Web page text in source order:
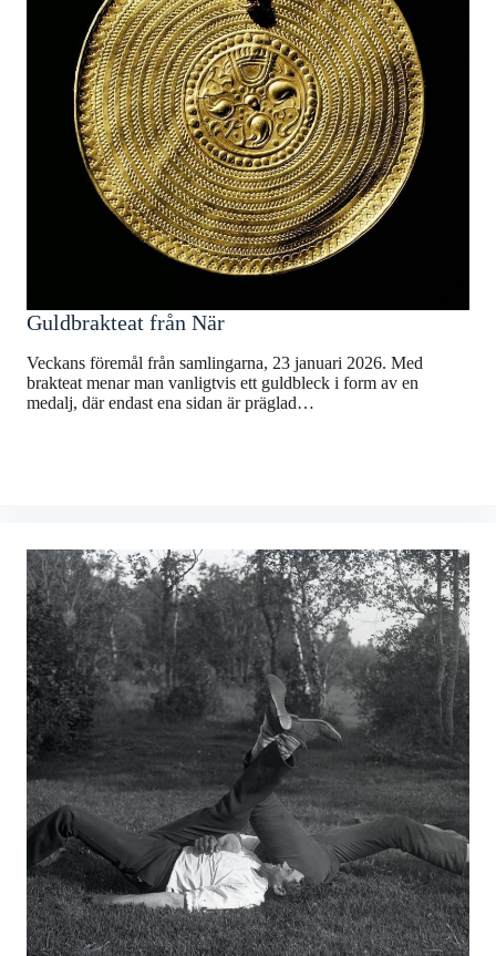
Guldbrakteat från När
Veckans föremål från samlingarna, 23 januari 2026. Med
brakteat menar man vanligtvis ett guldbleck i form av en
medalj, där endast ena sidan är präglad…